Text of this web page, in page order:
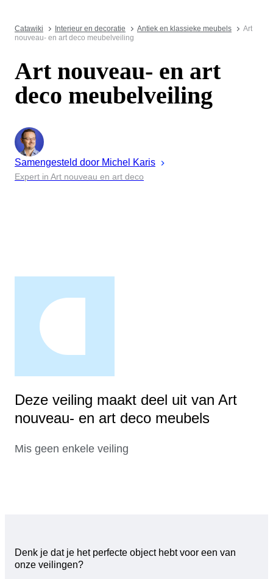
Catawiki Interieur en decoratie Antiek en klassieke meubels
Art
nouveau- en art deco meubelveiling
Art nouveau- en art
deco meubelveiling
Samengesteld door Michel Karis
Expert in Art nouveau en art deco
Deze veiling maakt deel uit van Art
nouveau- en art deco meubels
Mis geen enkele veiling
Denk je dat je het perfecte object hebt voor een van
onze veilingen?